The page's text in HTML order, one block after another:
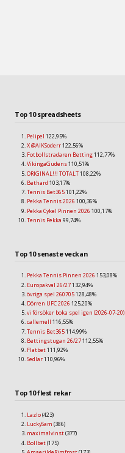
Top 10 spreadsheets
Pelipel 122,95%
X @AIKSoderr122,56%
Fotbollstradaren Betting112,77%
VikingaGudens110,51%
ORIGINAL!!! TOTALT108,22%
Bethard 103,17%
Tennis Bet365101,22%
Pekka Tennis 2026 100,36%
Pekka Cykel Pinnen 2026 100,17%
Tennis Pekka 99,74%
Top 10 senaste veckan
Pekka Tennis Pinnen 2026 153,08%
Europakval 26/27132,94%
övriga spel 260705128,48%
Dörren UFC 2026 125,20%
vi försöker boka spel igen (2026-07-20)
callemell 116,55%
Tennis Bet365114,99%
Bettingstugan 26/27112,55%
Flatbet111,92%
Sedlar110,96%
Top 10 flest rekar
Lazlo(423)
LuckySam (386)
maximalvinst(377)
Bollbet(175)